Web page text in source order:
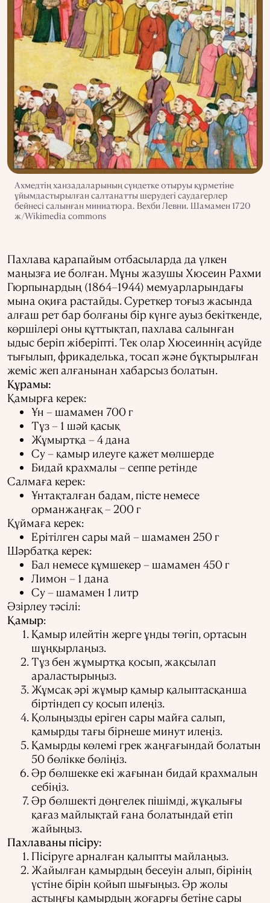
Ахмедтің ханзадаларының сүндетке отыруы құрметіне
ұйымдастырылған салтанатты шерудегі саудагерлер
бейнесі салынған миниатюра. Вехби Левни. Шамамен 1720
ж/Wikimedia commons
Пахлава қарапайым отбасыларда да үлкен
маңызға ие болған. Мұны жазушы Хюсеин Рахми
Гюрпынардың (1864–1944) мемуарларындағы
мына оқиға растайды. Суреткер тоғыз жасында
алғаш рет бар болғаны бір күнге ауыз бекіткенде,
көршілері оны құттықтап, пахлава салынған
ыдыс беріп жіберіпті. Тек олар Хюсеиннің асүйде
тығылып, фрикаделька, тосап және бұқтырылған
жеміс жеп алғанынан хабарсыз болатын.
Құрамы:
Қамырға керек:
Ұн – шамамен 700 г
Тұз – 1 шәй қасық
Жұмыртқа – 4 дана
Су – қамыр илеуге қажет мөлшерде
Бидай крахмалы – сеппе ретінде
Салмаға керек:
Ұнтақталған бадам, пісте немесе
орманжаңғақ – 200 г
Құймаға керек:
Ерітілген сары май – шамамен 250 г
Шәрбатқа керек:
Бал немесе құмшекер – шамамен 450 г
Лимон – 1 дана
Су – шамамен 1 литр
Әзірлеу тәсілі:
Қамыр:
Қамыр илейтін жерге ұнды төгіп, ортасын
шұңқырлаңыз.
Тұз бен жұмыртқа қосып, жақсылап
араластырыңыз.
Жұмсақ әрі жұмыр қамыр қалыптасқанша
біртіндеп су қосып илеңіз.
Қолыңызды еріген сары майға салып,
қамырды тағы бірнеше минут илеңіз.
Қамырды көлемі грек жаңғағындай болатын
50 бөлікке бөліңіз.
Әр бөлшекке екі жағынан бидай крахмалын
себіңіз.
Әр бөлшекті дөңгелек пішімді, жұқалығы
қағаз майлықтай ғана болатындай етіп
жайыңыз.
Пахлаваны пісіру:
Пісіруге арналған қалыпты майлаңыз.
Жайылған қамырдың бесеуін алып, бірінің
үстіне бірін қойып шығыңыз. Әр жолы
астыңғы қамырдың жоғарғы бетіне сары